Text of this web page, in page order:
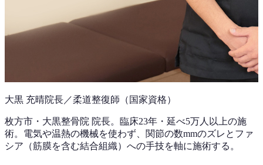
大黒 充晴院長／柔道整復師（国家資格）
枚方市・大黒整骨院 院長。 臨床23年 ・延べ5万人以上の施
術。電気や温熱の機械を使わず、関節の数mmのズレとファ
シア（筋膜を含む結合組織）への手技を軸に施術する。